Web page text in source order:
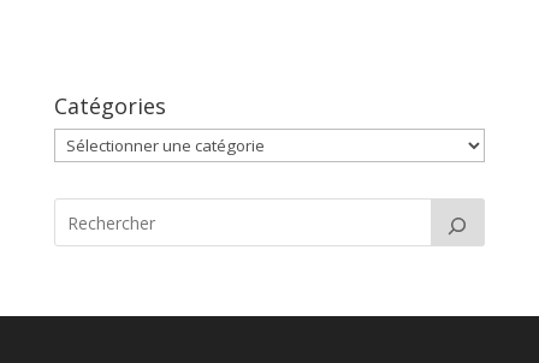
Catégories
Catégories